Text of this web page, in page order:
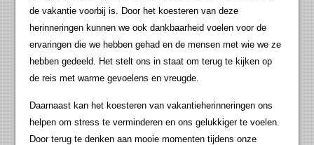
de vakantie voorbij is. Door het koesteren van deze
herinneringen kunnen we ook dankbaarheid voelen voor de
ervaringen die we hebben gehad en de mensen met wie we ze
hebben gedeeld. Het stelt ons in staat om terug te kijken op
de reis met warme gevoelens en vreugde.
Daarnaast kan het koesteren van vakantieherinneringen ons
helpen om stress te verminderen en ons gelukkiger te voelen.
Door terug te denken aan mooie momenten tijdens onze